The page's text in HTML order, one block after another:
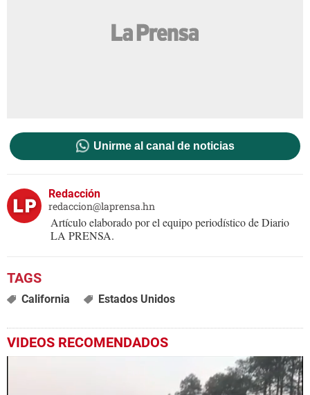
Unirme al canal de noticias
Redacción
redaccion@laprensa.hn
Artículo elaborado por el equipo periodístico de Diario
LA PRENSA.
California Estados Unidos
VIDEOS RECOMENDADOS